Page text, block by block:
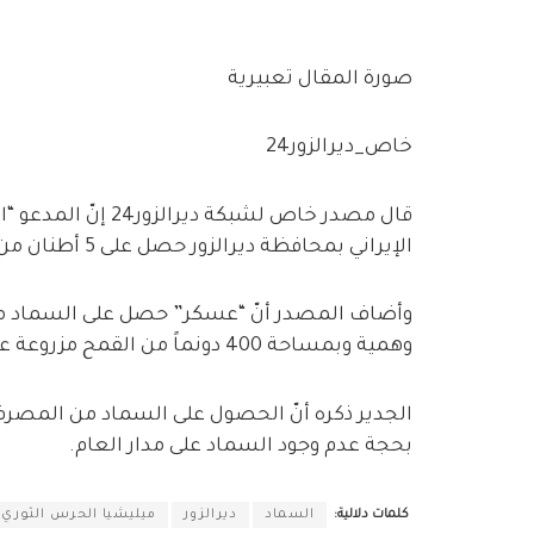
صورة المقال تعبيرية
خاص_ديرالزور24
قال مصدر خاص
الإيراني بمحافظة ديرالزور حصل على 5 أطنان من السماد البارد (يوريا).
وأضاف المصدر أنّ “عسكر” حصل على السماد
وهمية وبمساحة 400 دونماً من القمح مزروعة على قطاع الري الثالث في مدينة موحسن.
الجدير ذكره أنّ الحصول على السماد من المصرف
بحجة عدم وجود السماد على مدار العام.
كلمات دلالية: السماد ديرالزور ميليشيا الحرس الثوري